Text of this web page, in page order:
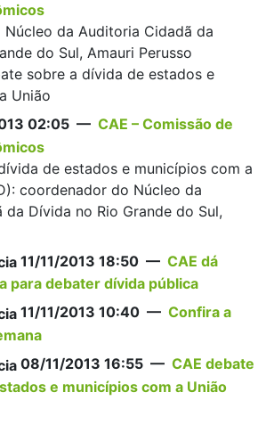
da Auditoria Cidadã da
do Sul, Amauri Perusso
sobre a dívida de estados e
União
02:05 — CAE – Comissão de
de estados e municípios com a
coordenador do Núcleo da
Dívida no Rio Grande do Sul,
11/11/2013 18:50 — CAE dá
para debater dívida pública
11/11/2013 10:40 — Confira a
08/11/2013 16:55 — CAE debate
e municípios com a União